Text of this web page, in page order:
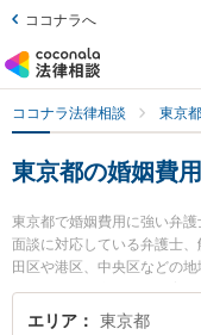
ココナラへ
ココナラ法律相談 東京
東京都の婚姻費
東京都で婚姻費用に強い弁
面談に対応している弁護士
田区や港区、中央区などの
に関係する財産分与や養育
利です。特に千歳烏山法律
エリア 東京都